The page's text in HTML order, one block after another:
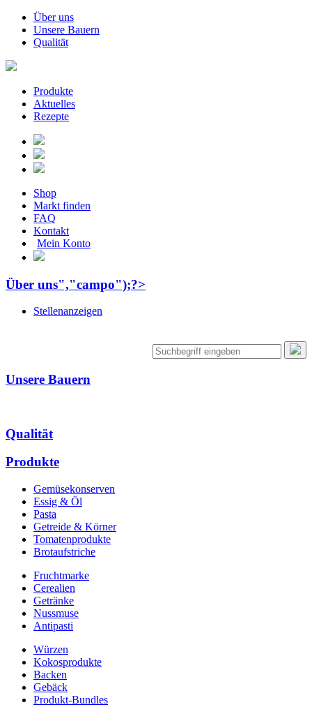
Über uns
Unsere Bauern
Qualität
Produkte
Aktuelles
Rezepte
Shop
Markt finden
FAQ
Kontakt
Mein Konto
Über uns","campo");?>
Stellenanzeigen
Unsere Bauern
Qualität
Produkte
Gemüsekonserven
Essig & Öl
Pasta
Getreide & Körner
Tomatenprodukte
Brotaufstriche
Fruchtmarke
Cerealien
Getränke
Nussmuse
Antipasti
Würzen
Kokosprodukte
Backen
Gebäck
Produkt-Bundles